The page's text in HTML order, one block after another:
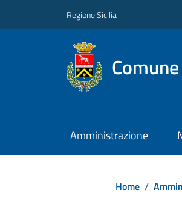
Regione Sicilia
Amministrazione
Home /